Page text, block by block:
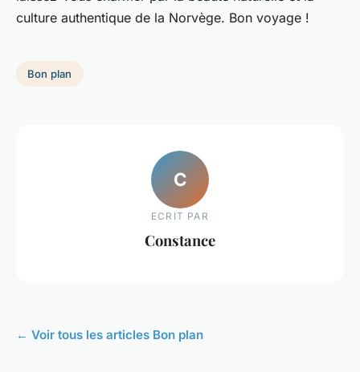
culture authentique de la Norvège. Bon voyage !
Bon plan
C
ECRIT PAR
Constance
← Voir tous les articles Bon plan